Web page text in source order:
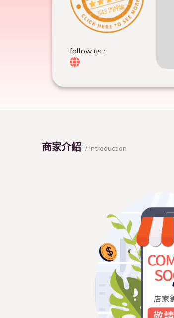
543 則評論
follow us :
商家介紹 / Introduction